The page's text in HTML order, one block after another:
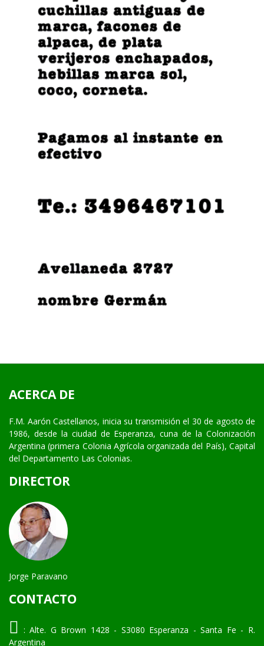
ACERCA DE
F.M. Aarón Castellanos, inicia su transmisión el 30 de agosto de
1986, desde la ciudad de Esperanza, cuna de la Colonización
Argentina (primera Colonia Agrícola organizada del País), Capital
del Departamento Las Colonias.
DIRECTOR
Jorge Paravano
CONTACTO
: Alte. G Brown 1428 - S3080 Esperanza - Santa Fe - R.
Argentina